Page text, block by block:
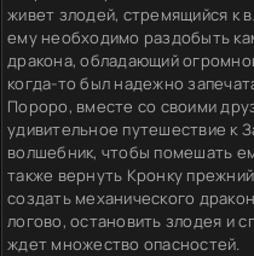
живет злодей, стремящийся к
ему необходимо раздобыть
дракона, обладающий
когда-то был надежно
Пороро, вместе со своими
удивительное путешествие к
волшебник, чтобы помешать
также вернуть Кронку
создать механического
логово, остановить злодея и
ждет множество опасностей.